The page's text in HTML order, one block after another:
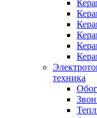
техника